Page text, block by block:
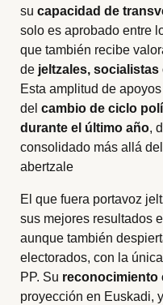
sucapacidad de
solo es aprobado entre
que también recibe
de jeltzales,
Esta amplitud de
delcambio de ciclo
durante el último año,
consolidado más allá
abertzale
El que fuera portavoz
sus mejores resultados
aunque también
electorados, con la
PP. Su reconocimiento
proyección en Euskadi,